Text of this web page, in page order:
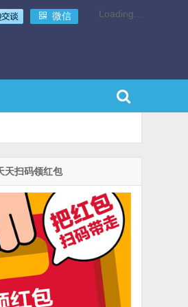
微信 Loading...
天扫码领红包